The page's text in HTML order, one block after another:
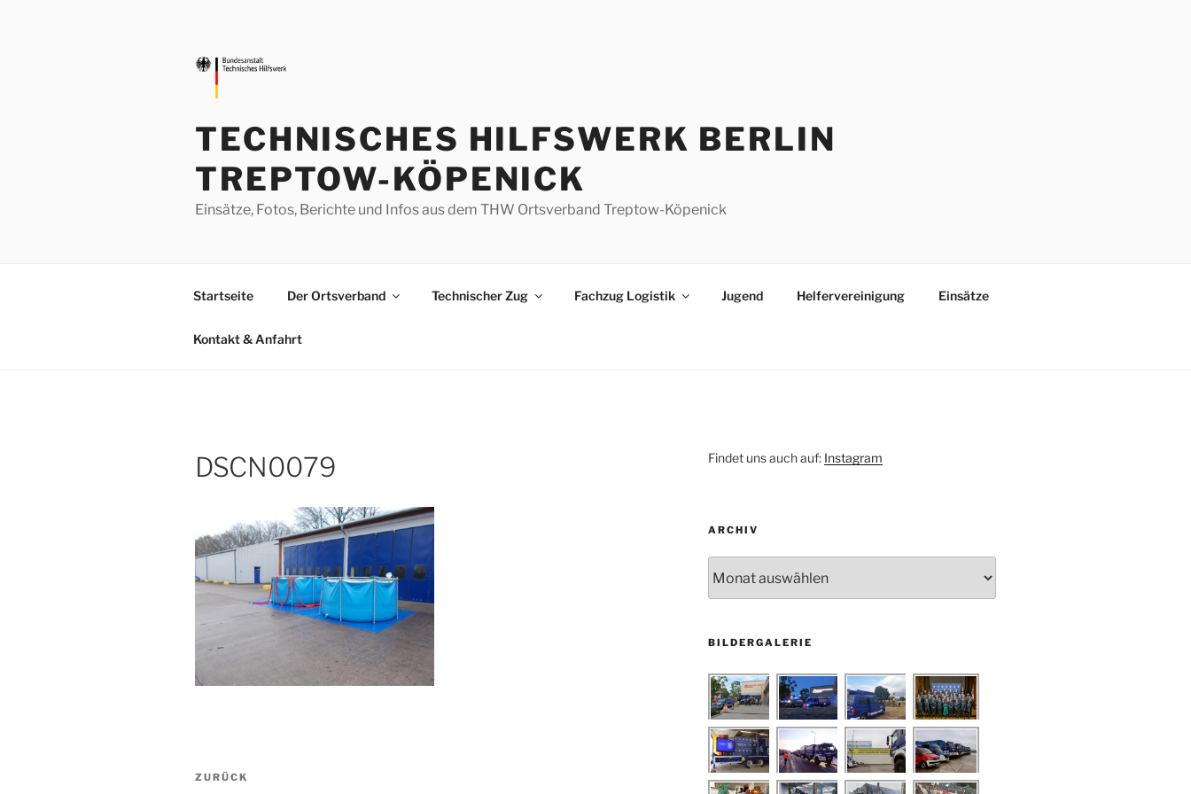
TECHNISCHES HILFSWERK BERLIN
TREPTOW-KÖPENICK
Einsätze, Fotos, Berichte und Infos aus dem THW Ortsverband Treptow-Köpenick
Startseite Der Ortsverband Technischer Zug Fachzug Logistik Jugend Helfervereinigung Einsätze
Kontakt & Anfahrt
DSCN0079
Beitragsnavigation
Vorheriger
ZURÜCK
Findet uns auch auf: Instagram
ARCHIV
BILDERGALERIE